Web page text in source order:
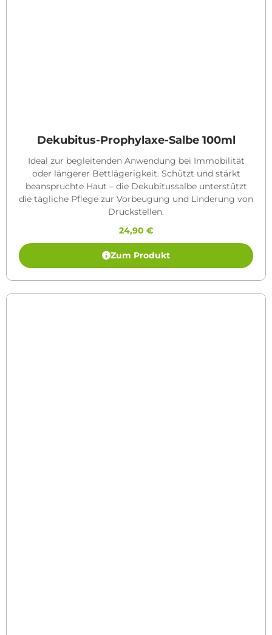
Dekubitus-Prophylaxe-Salbe 100ml
Ideal zur begleitenden Anwendung bei Immobilität
oder längerer Bettlägerigkeit. Schützt und stärkt
beanspruchte Haut – die Dekubitussalbe unterstützt
die tägliche Pflege zur Vorbeugung und Linderung von
Druckstellen.
24,90 €
Zum Produkt